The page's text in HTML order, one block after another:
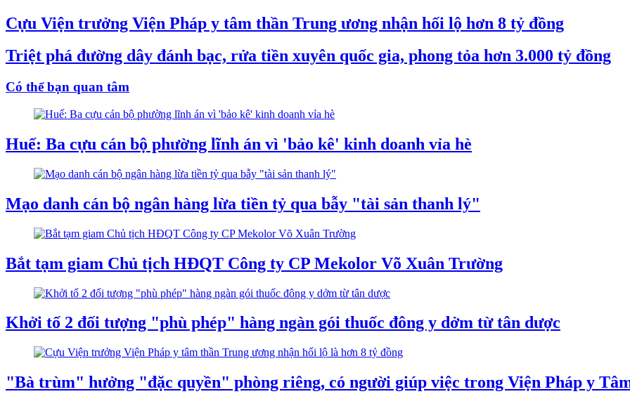
Cựu Viện trưởng Viện Pháp y tâm thần Trung ương nhận hối lộ hơn 8 tỷ đồng
Triệt phá đường dây đánh bạc, rửa tiền xuyên quốc gia, phong tỏa hơn 3.000 tỷ đồng
Có thể bạn quan tâm
Huế: Ba cựu cán bộ phường lĩnh án vì 'bảo kê' kinh doanh vỉa hè
Mạo danh cán bộ ngân hàng lừa tiền tỷ qua bẫy "tài sản thanh lý"
Bắt tạm giam Chủ tịch HĐQT Công ty CP Mekolor Võ Xuân Trường
Khởi tố 2 đối tượng "phù phép" hàng ngàn gói thuốc đông y dởm từ tân dược
"Bà trùm" hưởng "đặc quyền" phòng riêng, có người giúp việc trong Viện Pháp y